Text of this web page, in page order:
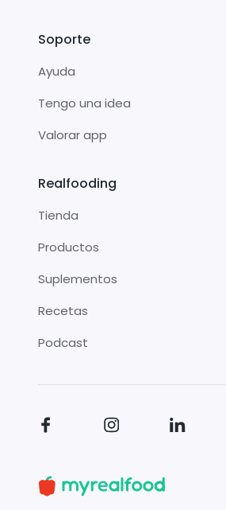
Soporte
Ayuda
Tengo una idea
Valorar app
Realfooding
Tienda
Productos
Suplementos
Recetas
Podcast